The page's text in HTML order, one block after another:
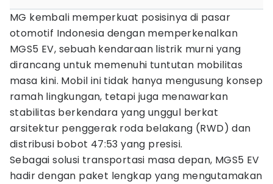
MG kembali memperkuat posisinya di pasar
otomotif Indonesia dengan memperkenalkan
MGS5 EV, sebuah kendaraan listrik murni yang
dirancang untuk memenuhi tuntutan mobilitas
masa kini. Mobil ini tidak hanya mengusung konsep
ramah lingkungan, tetapi juga menawarkan
stabilitas berkendara yang unggul berkat
arsitektur penggerak roda belakang (RWD) dan
distribusi bobot 47:53 yang presisi.
Sebagai solusi transportasi masa depan, MGS5 EV
hadir dengan paket lengkap yang mengutamakan